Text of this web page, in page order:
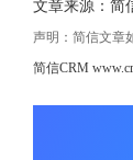
文章来源：简
声明：简信文章
简信CRM